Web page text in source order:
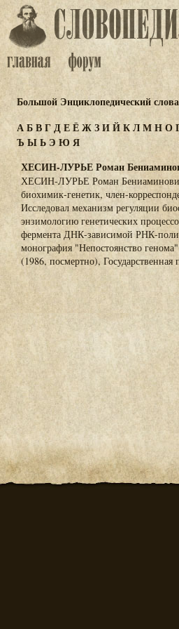
Большой Энциклопедический
АБВГДЕЁЖЗИЙКЛМНО
Ъ ЫЬ ЭЮЯ
ХЕСИН-ЛУРЬЕ Роман
ХЕСИН-ЛУРЬЕ Роман
биохимик-генетик, член-
Исследовал механизм регуляции
энзимологию генетических
фермента ДНК-зависимой РНК-
монография "Непостоянство
(1986, посмертно),